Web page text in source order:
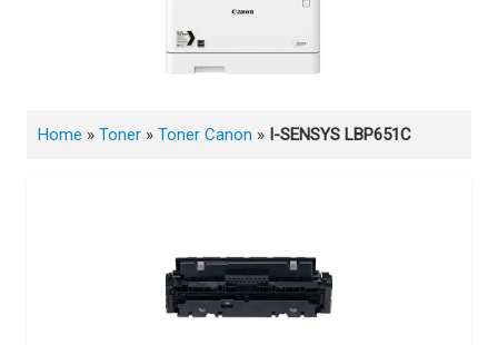
Home » Toner » Toner Canon » I-SENSYS LBP651C